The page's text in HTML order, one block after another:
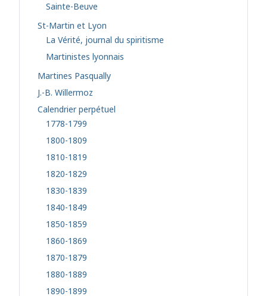
Sainte-Beuve
St-Martin et Lyon
La Vérité, journal du spiritisme
Martinistes lyonnais
Martines Pasqually
J.-B. Willermoz
Calendrier perpétuel
1778-1799
1800-1809
1810-1819
1820-1829
1830-1839
1840-1849
1850-1859
1860-1869
1870-1879
1880-1889
1890-1899